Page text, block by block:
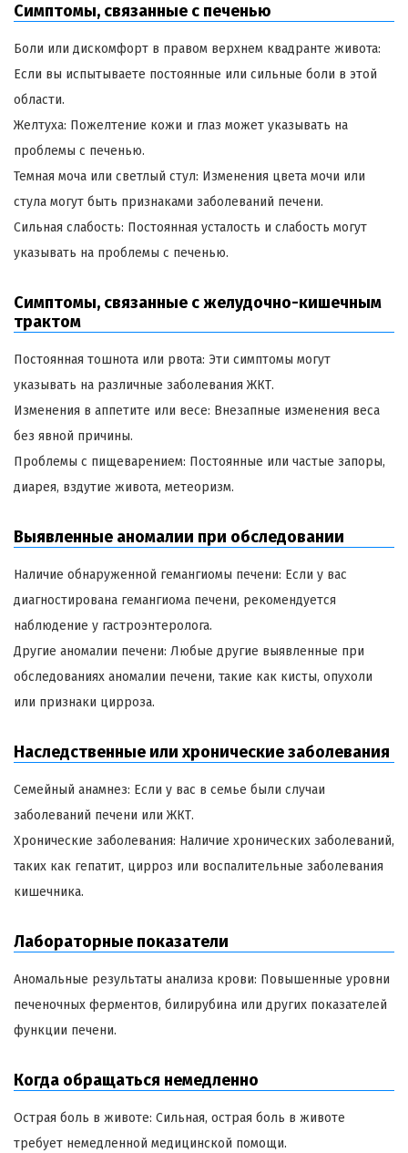
Симптомы, связанные с печенью
Боли или дискомфорт в правом верхнем квадранте живота:
Если вы испытываете постоянные или сильные боли в этой
области.
Желтуха: Пожелтение кожи и глаз может указывать на
проблемы с печенью.
Темная моча или светлый стул: Изменения цвета мочи или
стула могут быть признаками заболеваний печени.
Сильная слабость: Постоянная усталость и слабость могут
указывать на проблемы с печенью.
Симптомы, связанные с желудочно-кишечным
трактом
Постоянная тошнота или рвота: Эти симптомы могут
указывать на различные заболевания ЖКТ.
Изменения в аппетите или весе: Внезапные изменения веса
без явной причины.
Проблемы с пищеварением: Постоянные или частые запоры,
диарея, вздутие живота, метеоризм.
Выявленные аномалии при обследовании
Наличие обнаруженной гемангиомы печени: Если у вас
диагностирована гемангиома печени, рекомендуется
наблюдение у гастроэнтеролога.
Другие аномалии печени: Любые другие выявленные при
обследованиях аномалии печени, такие как кисты, опухоли
или признаки цирроза.
Наследственные или хронические заболевания
Семейный анамнез: Если у вас в семье были случаи
заболеваний печени или ЖКТ.
Хронические заболевания: Наличие хронических заболеваний,
таких как гепатит, цирроз или воспалительные заболевания
кишечника.
Лабораторные показатели
Аномальные результаты анализа крови: Повышенные уровни
печеночных ферментов, билирубина или других показателей
функции печени.
Когда обращаться немедленно
Острая боль в животе: Сильная, острая боль в животе
требует немедленной медицинской помощи.